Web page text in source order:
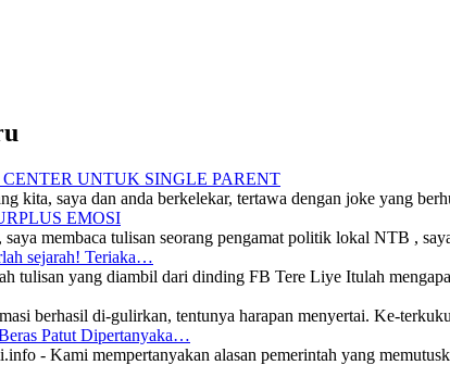
UNTUK SINGLE PARENT
kita, saya dan anda berkelekar, tertawa dengan joke yang
EMOSI
saya membaca tulisan seorang pengamat politik lokal NTB ,
sejarah! Teriaka…
tulisan yang diambil dari dinding FB Tere Liye Itulah
berhasil di-gulirkan, tentunya harapan menyertai. Ke-
Patut Dipertanyaka…
- Kami mempertanyakan alasan pemerintah yang